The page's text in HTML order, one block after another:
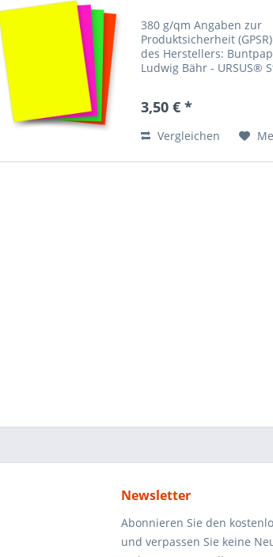
380 g/qm Angaben zur
Produktsicherheit
des Herstellers:
Ludwig Bähr - URSUS®
+49-561-95344-0 Email-
3,50 € *
Vergleichen
Newsletter
Abonnieren Sie den
und verpassen Sie keine